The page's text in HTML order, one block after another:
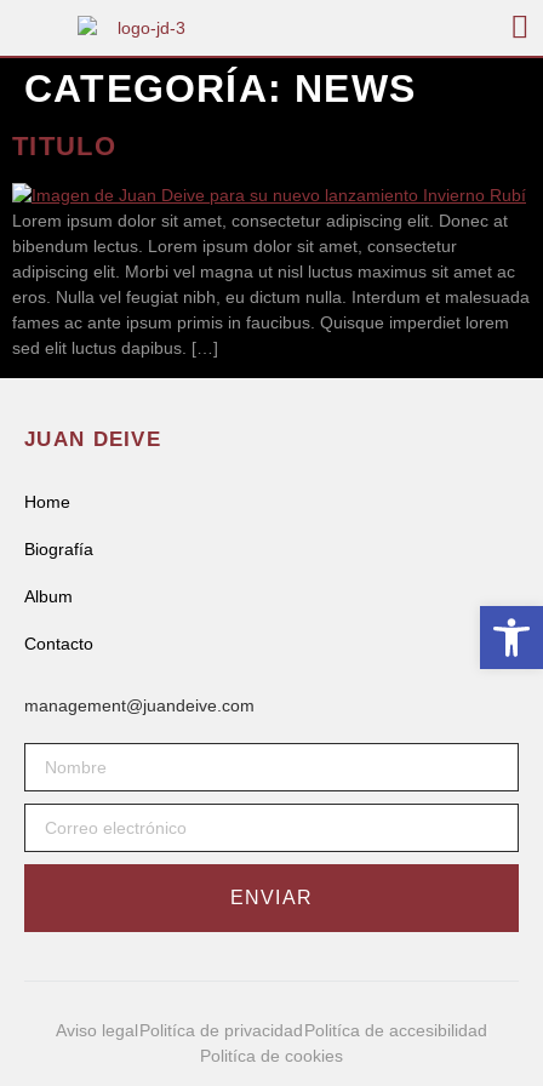
Abrir
CATEGORÍA: NEWS
TITULO
Lorem ipsum dolor sit amet, consectetur adipiscing elit. Donec at
bibendum lectus. Lorem ipsum dolor sit amet, consectetur
adipiscing elit. Morbi vel magna ut nisl luctus maximus sit amet ac
eros. Nulla vel feugiat nibh, eu dictum nulla. Interdum et malesuada
fames ac ante ipsum primis in faucibus. Quisque imperdiet lorem
sed elit luctus dapibus. […]
JUAN DEIVE
Home
Biografía
Album
Contacto
management@juandeive.com
ENVIAR
Aviso legalPolitíca de privacidadPolitíca de accesibilidad
Politíca de cookies